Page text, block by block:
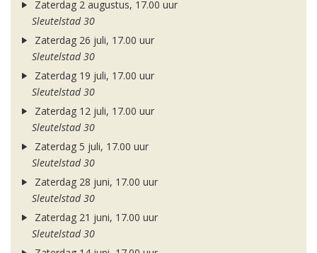
Zaterdag 2 augustus, 17.00 uur
Sleutelstad 30
Zaterdag 26 juli, 17.00 uur
Sleutelstad 30
Zaterdag 19 juli, 17.00 uur
Sleutelstad 30
Zaterdag 12 juli, 17.00 uur
Sleutelstad 30
Zaterdag 5 juli, 17.00 uur
Sleutelstad 30
Zaterdag 28 juni, 17.00 uur
Sleutelstad 30
Zaterdag 21 juni, 17.00 uur
Sleutelstad 30